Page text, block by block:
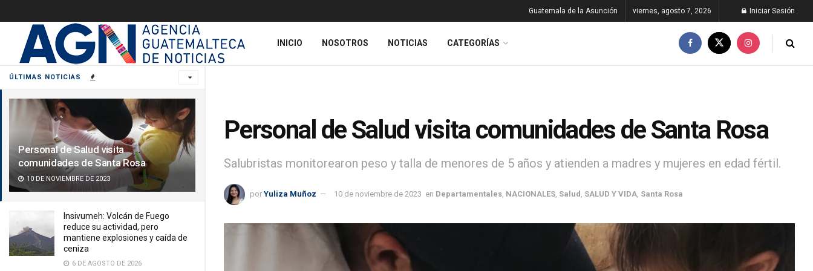
ÚLTIMAS NOTICIAS
Personal de Salud visita
comunidades de Santa Rosa
10 DE NOVIEMBRE DE 2023
Insivumeh: Volcán de Fuego
reduce su actividad, pero
mantiene explosiones y caída de
ceniza
6 DE AGOSTO DE 2026
Guatemala de la Asunción viernes, agosto 7, 2026 Iniciar Sesión
INICIO NOSOTROS NOTICIAS CATEGORÍAS
Personal de Salud visita comunidades de Santa Rosa
Salubristas monitorearon peso y talla de menores de 5 años y atienden a madres y mujeres en edad fértil.
por Yuliza Muñoz 10 de noviembre de 2023 en Departamentales NACIONALES Salud SALUD Y VIDA Santa Rosa